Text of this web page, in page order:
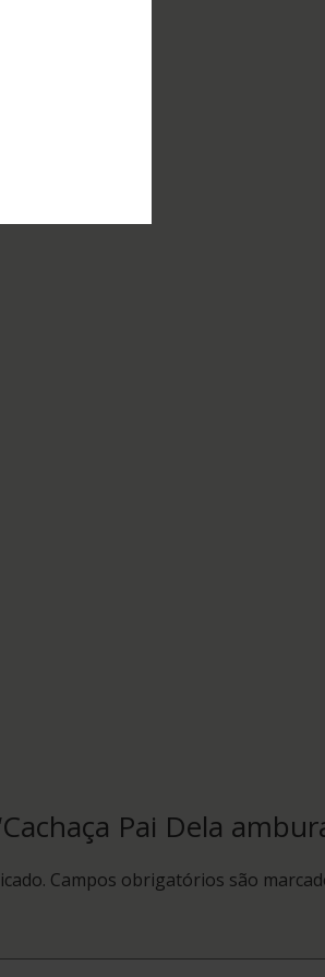
Pai Dela
Campos obrigatórios são